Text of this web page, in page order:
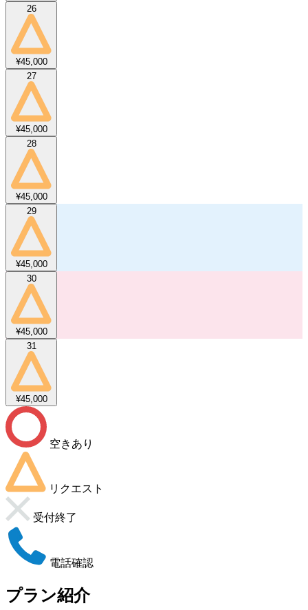
26
¥45,000
27
¥45,000
28
¥45,000
29
¥45,000
30
¥45,000
31
¥45,000
空きあり
リクエスト
受付終了
電話確認
プラン紹介